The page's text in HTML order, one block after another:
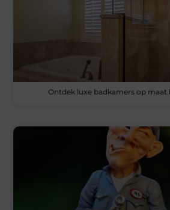
Ontdek luxe badkamers op maat